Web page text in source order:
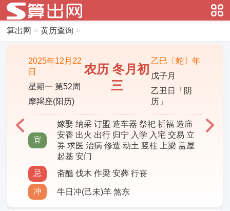
算出网 > 黄历查询 >
2025年12月22
日
星期一 第52周
摩羯座(阳历)
农历 冬月初
三
乙巳〔蛇〕年
戊子月
乙丑日「阴
历」
宜
嫁娶 纳采 订盟 造车器 祭祀 祈福 造庙
安香 出火 出行 归宁 入学 入宅 交易 立
券 求医 治病 修造 动土 竖柱 上梁 盖屋
起基 安门
忌
斋醮 伐木 作梁 安葬 行丧
冲 牛日冲(己未)羊 煞东